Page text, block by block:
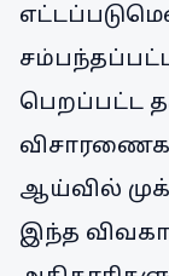
சம்பந்தப்பட்ட
பெறப்பட்ட
ஆய்வில்
இந்த